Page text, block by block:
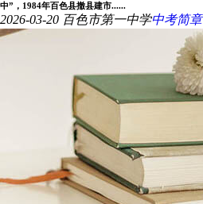
中”，1984年百色县撤县建市......
2026-03-20 百色市第一中学中考简章